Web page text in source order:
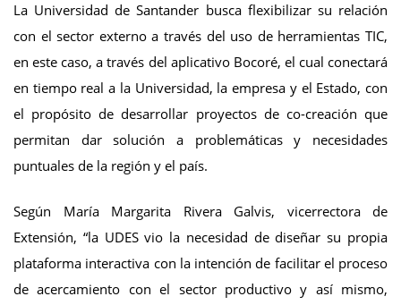
La Universidad de Santander busca flexibilizar su relación
con el sector externo a través del uso de herramientas TIC,
en este caso, a través del aplicativo Bocoré, el cual conectará
en tiempo real a la Universidad, la empresa y el Estado, con
el propósito de desarrollar proyectos de co-creación que
permitan dar solución a problemáticas y necesidades
puntuales de la región y el país.
Según María Margarita Rivera Galvis, vicerrectora de
Extensión, “la UDES vio la necesidad de diseñar su propia
plataforma interactiva con la intención de facilitar el proceso
de acercamiento con el sector productivo y así mismo,